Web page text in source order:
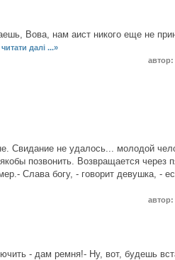
Вова, нам аист никого еще не
читати далі ...»
автор:
Свидание не удалось... молодой
позвонить. Возвращается через
Слава богу, - говорит девушка, -
автор:
- дам ремня!- Ну, вот, будешь